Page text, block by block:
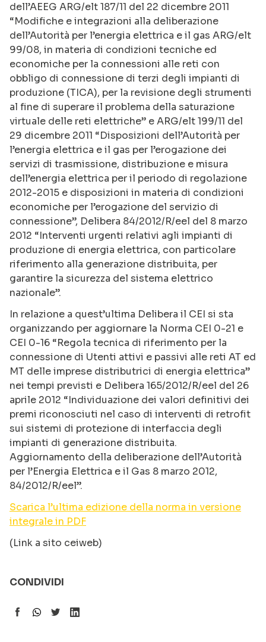
dell’AEEG ARG/elt 187/11 del 22 dicembre 2011
“Modifiche e integrazioni alla deliberazione
dell’Autorità per l’energia elettrica e il gas ARG/elt
99/08, in materia di condizioni tecniche ed
economiche per la connessioni alle reti con
obbligo di connessione di terzi degli impianti di
produzione (TICA), per la revisione degli strumenti
al fine di superare il problema della saturazione
virtuale delle reti elettriche” e ARG/elt 199/11 del
29 dicembre 2011 “Disposizioni dell’Autorità per
l’energia elettrica e il gas per l’erogazione dei
servizi di trasmissione, distribuzione e misura
dell’energia elettrica per il periodo di regolazione
2012-2015 e disposizioni in materia di condizioni
economiche per l’erogazione del servizio di
connessione”, Delibera 84/2012/R/eel del 8 marzo
2012 “Interventi urgenti relativi agli impianti di
produzione di energia elettrica, con particolare
riferimento alla generazione distribuita, per
garantire la sicurezza del sistema elettrico
nazionale”.
In relazione a quest’ultima Delibera il CEI si sta
organizzando per aggiornare la Norma CEI 0-21 e
CEI 0-16 “Regola tecnica di riferimento per la
connessione di Utenti attivi e passivi alle reti AT ed
MT delle imprese distributrici di energia elettrica”
nei tempi previsti e Delibera 165/2012/R/eel del 26
aprile 2012 “Individuazione dei valori definitivi dei
premi riconosciuti nel caso di interventi di retrofit
sui sistemi di protezione di interfaccia degli
impianti di generazione distribuita.
Aggiornamento della deliberazione dell’Autorità
per l’Energia Elettrica e il Gas 8 marzo 2012,
84/2012/R/eel”.
Scarica l’ultima edizione della norma in versione
integrale in PDF
(Link a sito ceiweb)
CONDIVIDI